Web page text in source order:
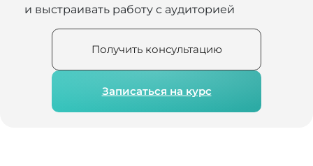
и выстраивать работу с аудиторией
Записаться на курс
Получить консультацию